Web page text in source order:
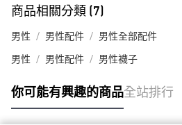
商品相關分類 (7)
男性 男性配件 男性全部配件
男性 男性配件 男性襪子
你可能有興趣的商品全站排行